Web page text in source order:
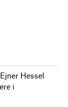
Hessel
i